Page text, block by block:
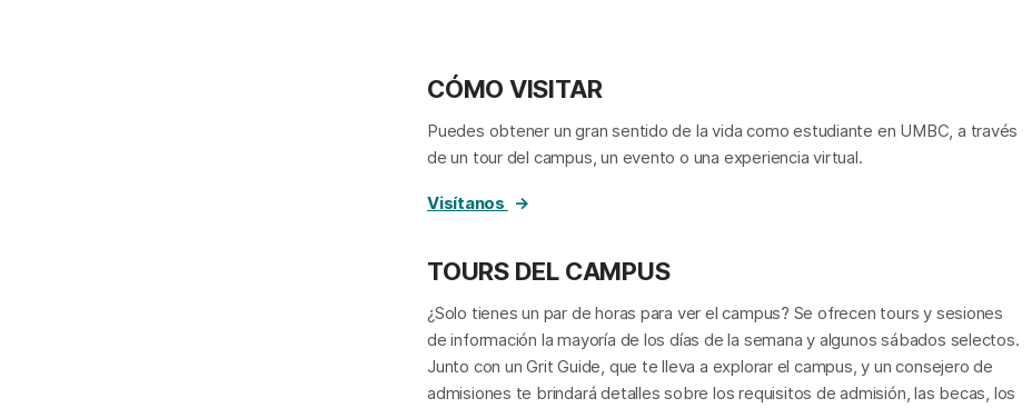
CÓMO VISITAR
Puedes obtener un gran sentido de la vida como estudiante en UMBC, a través
de un tour del campus, un evento o una experiencia virtual.
Visítanos
TOURS DEL CAMPUS
¿Solo tienes un par de horas para ver el campus? Se ofrecen tours y sesiones
de información la mayoría de los días de la semana y algunos sábados selectos.
Junto con un Grit Guide, que te lleva a explorar el campus, y un consejero de
admisiones te brindará detalles sobre los requisitos de admisión, las becas, los